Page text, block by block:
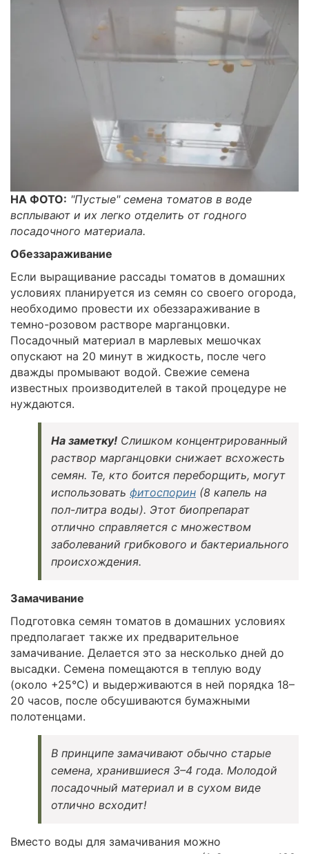
НА ФОТО: "Пустые" семена томатов в воде
всплывают и их легко отделить от годного
посадочного материала.
Обеззараживание
Если выращивание рассады томатов в домашних
условиях планируется из семян со своего огорода,
необходимо провести их обеззараживание в
темно-розовом растворе марганцовки.
Посадочный материал в марлевых мешочках
опускают на 20 минут в жидкость, после чего
дважды промывают водой. Свежие семена
известных производителей в такой процедуре не
нуждаются.
На заметку! Слишком концентрированный
раствор марганцовки снижает всхожесть
семян. Те, кто боится переборщить, могут
использовать фитоспорин (8 капель на
пол-литра воды). Этот биопрепарат
отлично справляется с множеством
заболеваний грибкового и бактериального
происхождения.
Замачивание
Подготовка семян томатов в домашних условиях
предполагает также их предварительное
замачивание. Делается это за несколько дней до
высадки. Семена помещаются в теплую воду
(около +25°С) и выдерживаются в ней порядка 18–
20 часов, после обсушиваются бумажными
полотенцами.
В принципе замачивают обычно старые
семена, хранившиеся 3–4 года. Молодой
посадочный материал и в сухом виде
отлично всходит!
Вместо воды для замачивания можно